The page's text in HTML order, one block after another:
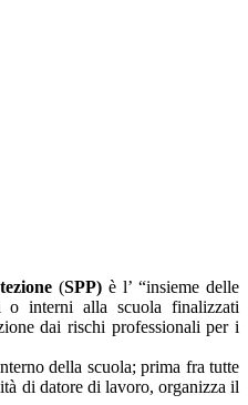
(SPP) è l’ “insieme delle
o interni alla scuola finalizzati
dai rischi professionali per i
della scuola; prima fra tutte
di datore di lavoro, organizza il